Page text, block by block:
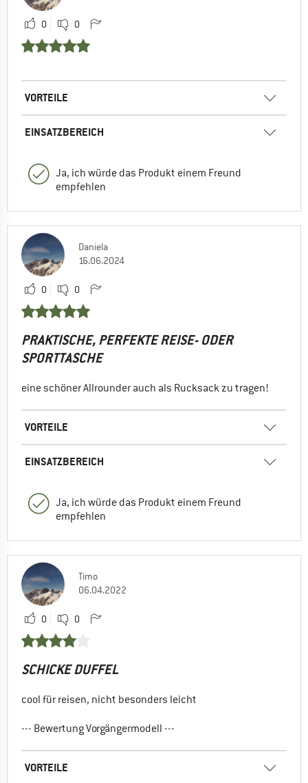
0 0
VORTEILE
EINSATZBEREICH
Ja, ich würde das Produkt einem Freund
empfehlen
Daniela
16.06.2024
0 0
PRAKTISCHE, PERFEKTE REISE- ODER
SPORTTASCHE
eine schöner Allrounder auch als Rucksack zu tragen!
VORTEILE
EINSATZBEREICH
Ja, ich würde das Produkt einem Freund
empfehlen
Timo
06.04.2022
0 0
SCHICKE DUFFEL
cool für reisen, nicht besonders leicht
--- Bewertung Vorgängermodell ---
VORTEILE